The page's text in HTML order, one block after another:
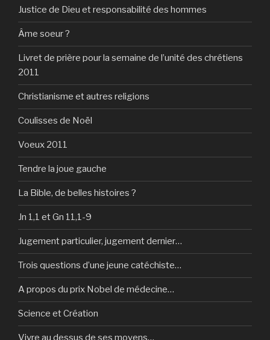
Justice de Dieu et responsabilité des hommes
Âme soeur ?
Livret de prière pour la semaine de l’unité des chrétiens
2011
Christianisme et autres religions
Coulisses de Noël
Voeux 2011
Tendre la joue gauche
La Bible, de belles histoires ?
Jn 1,1 et Gn 11,1-9
Jugement particulier, jugement dernier…
Trois questions d’une jeune catéchiste…
A propos du prix Nobel de médecine…
Science et Création